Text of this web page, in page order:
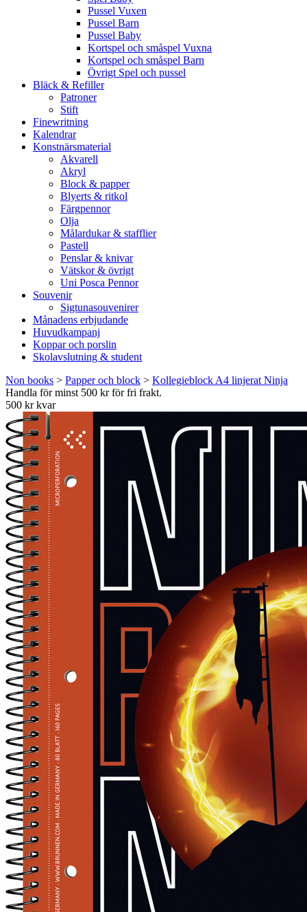
Pussel Vuxen
Pussel Barn
Pussel Baby
Kortspel och småspel Vuxna
Kortspel och småspel Barn
Övrigt Spel och pussel
Bläck & Refiller
Patroner
Stift
Finewritning
Kalendrar
Konstnärsmaterial
Akvarell
Akryl
Block & papper
Blyerts & ritkol
Färgpennor
Olja
Målardukar & stafflier
Pastell
Penslar & knivar
Vätskor & övrigt
Uni Posca Pennor
Souvenir
Sigtunasouvenirer
Månadens erbjudande
Huvudkampanj
Koppar och porslin
Skolavslutning & student
Non books > Papper och block > Kollegieblock A4 linjerat Ninja
Handla för minst 500 kr för fri frakt.
500 kr kvar